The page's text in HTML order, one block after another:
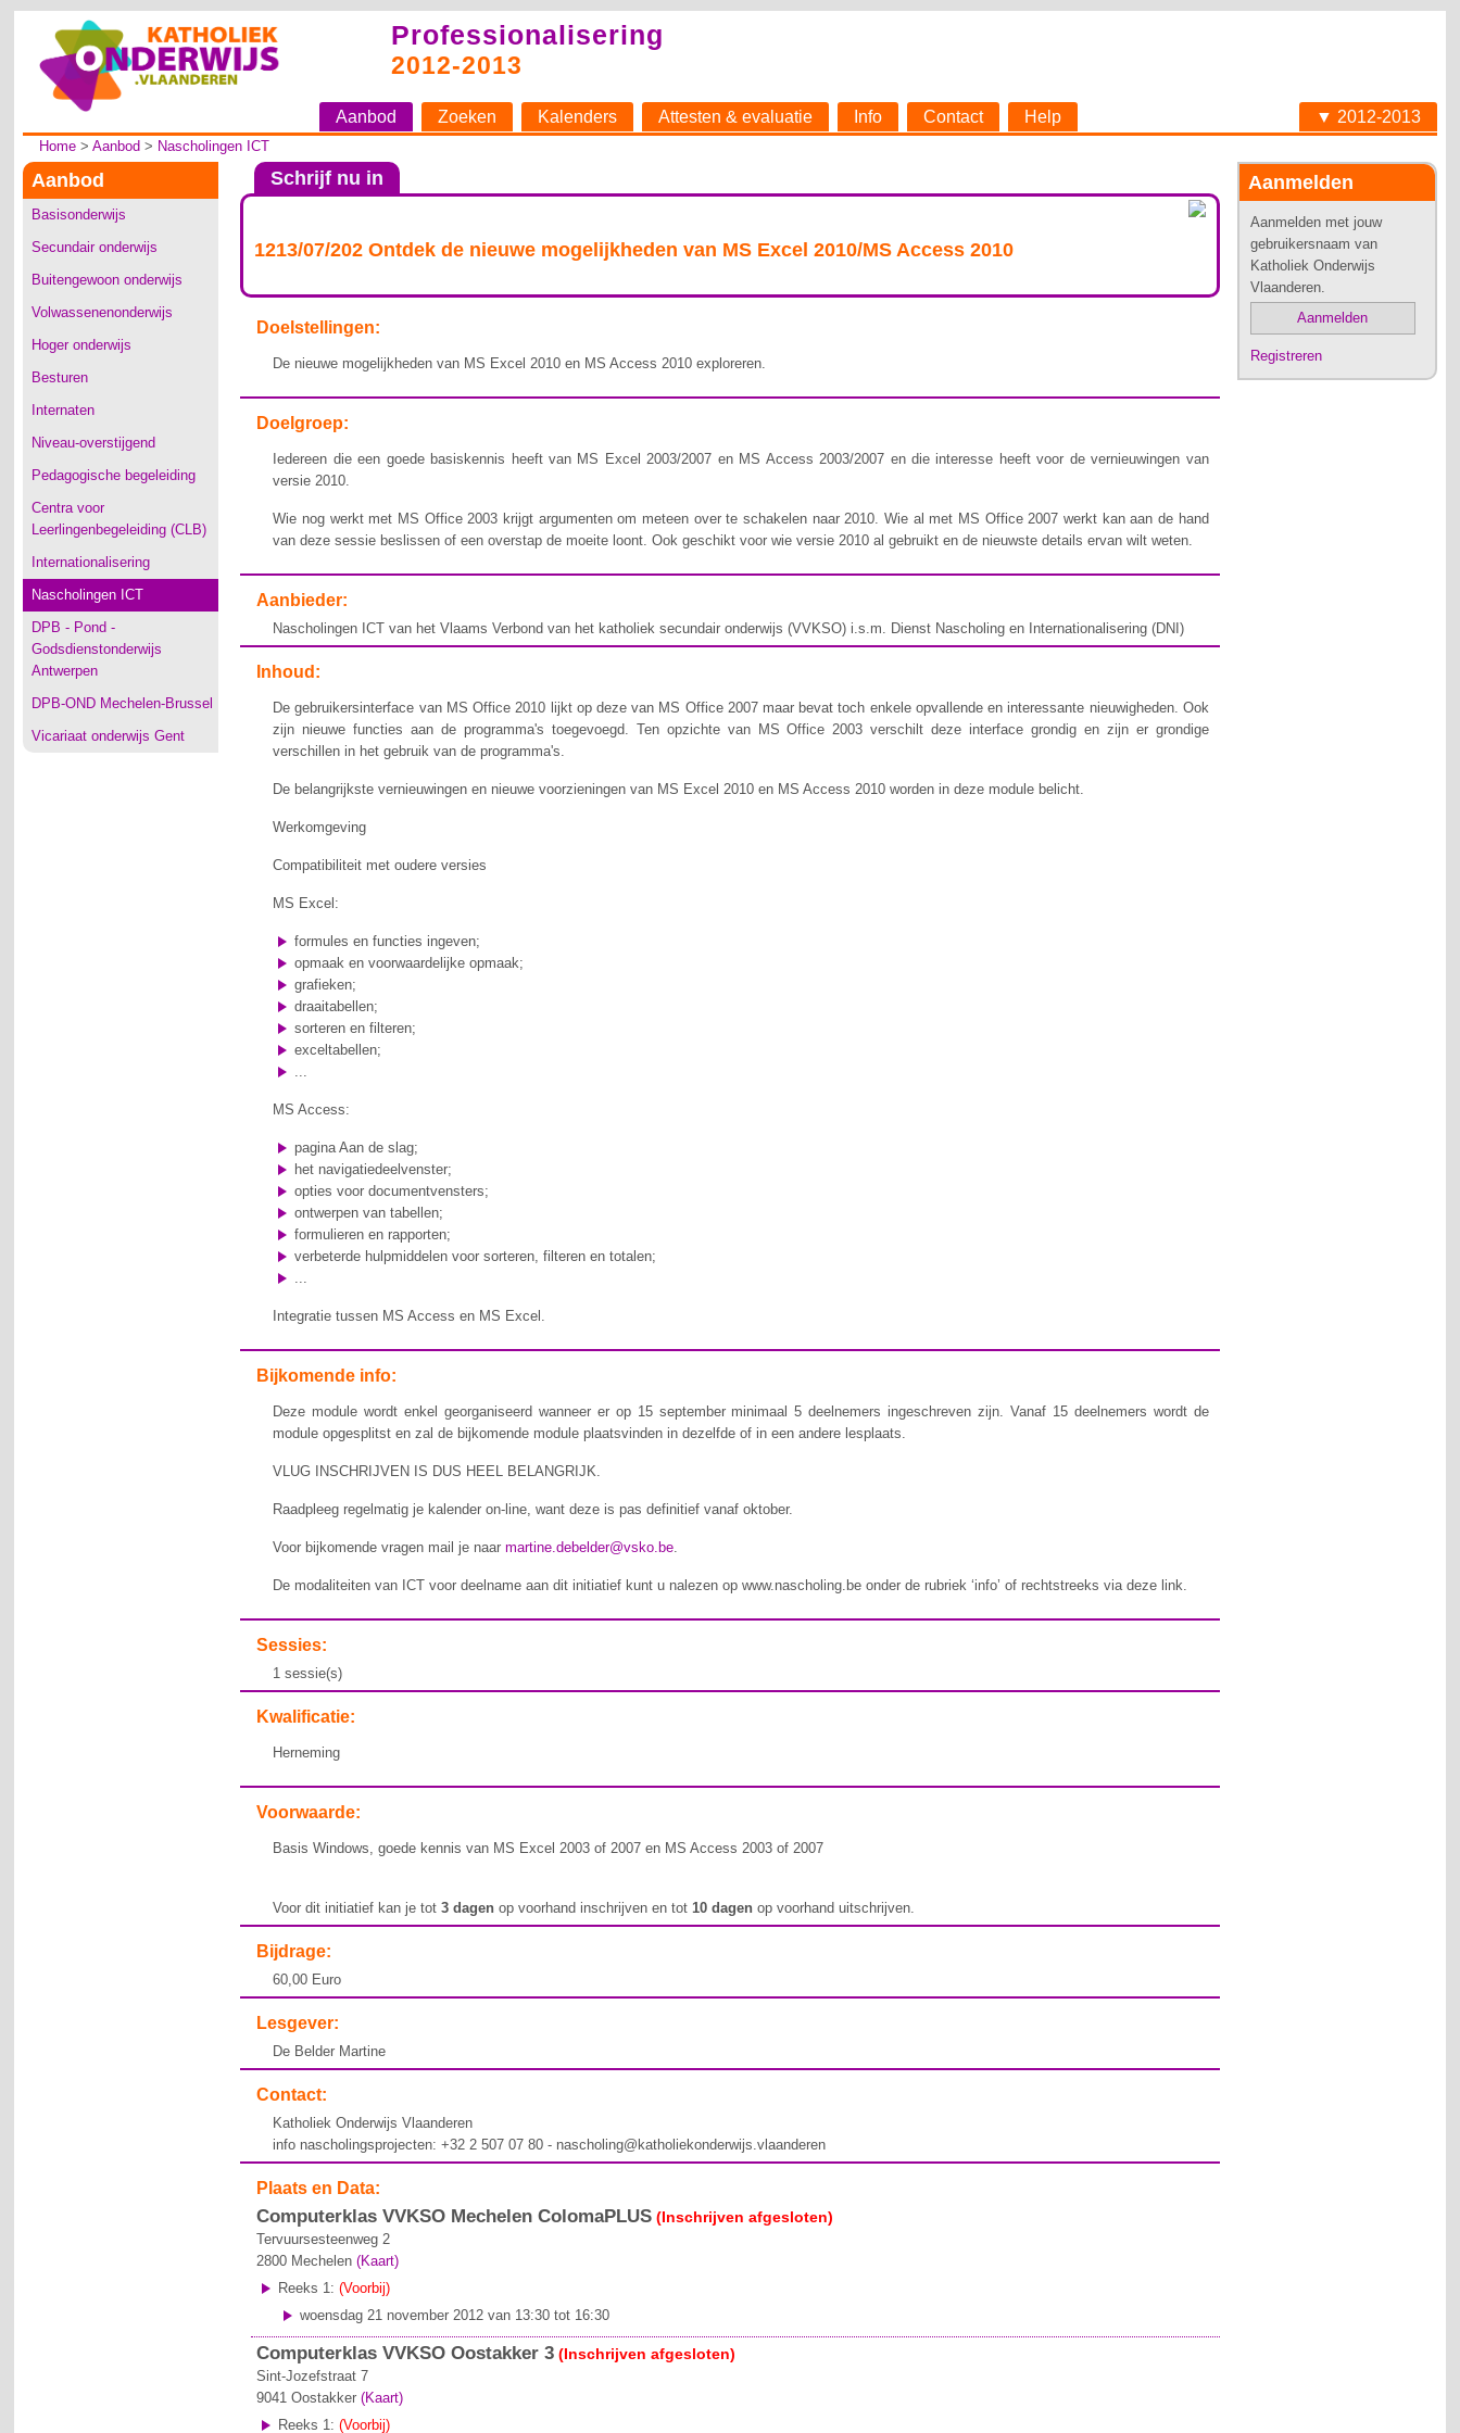
Professionalisering
2012-2013
Aanbod Zoeken Kalenders Attesten & evaluatie Info Contact Help ▼ 2012-2013
Home >Aanbod > Nascholingen ICT
Aanbod
Basisonderwijs
Secundair onderwijs
Buitengewoon onderwijs
Volwassenenonderwijs
Hoger onderwijs
Besturen
Internaten
Niveau-overstijgend
Pedagogische begeleiding
Centra voor
Leerlingenbegeleiding (CLB)
Internationalisering
Nascholingen ICT
DPB - Pond -
Godsdienstonderwijs
Antwerpen
DPB-OND Mechelen-Brussel
Vicariaat onderwijs Gent
Aanmelden
Aanmelden met jouw
gebruikersnaam van
Katholiek Onderwijs
Vlaanderen.
Aanmelden
Registreren
Schrijf nu in
1213/07/202 Ontdek de nieuwe mogelijkheden van MS Excel 2010/MS Access 2010
Doelstellingen:
De nieuwe mogelijkheden van MS Excel 2010 en MS Access 2010 exploreren.
Doelgroep:
Iedereen die een goede basiskennis heeft van MS Excel 2003/2007 en MS Access 2003/2007 en die interesse heeft voor de vernieuwingen van
versie 2010.
Wie nog werkt met MS Office 2003 krijgt argumenten om meteen over te schakelen naar 2010. Wie al met MS Office 2007 werkt kan aan de hand
van deze sessie beslissen of een overstap de moeite loont. Ook geschikt voor wie versie 2010 al gebruikt en de nieuwste details ervan wilt weten.
Aanbieder:
Nascholingen ICT van het Vlaams Verbond van het katholiek secundair onderwijs (VVKSO) i.s.m. Dienst Nascholing en Internationalisering (DNI)
Inhoud:
De gebruikersinterface van MS Office 2010 lijkt op deze van MS Office 2007 maar bevat toch enkele opvallende en interessante nieuwigheden. Ook
zijn nieuwe functies aan de programma's toegevoegd. Ten opzichte van MS Office 2003 verschilt deze interface grondig en zijn er grondige
verschillen in het gebruik van de programma's.
De belangrijkste vernieuwingen en nieuwe voorzieningen van MS Excel 2010 en MS Access 2010 worden in deze module belicht.
Werkomgeving
Compatibiliteit met oudere versies
MS Excel:
formules en functies ingeven;
opmaak en voorwaardelijke opmaak;
grafieken;
draaitabellen;
sorteren en filteren;
exceltabellen;
...
MSAccess:
pagina Aan de slag;
het navigatiedeelvenster;
opties voor documentvensters;
ontwerpen van tabellen;
formulieren en rapporten;
verbeterde hulpmiddelen voor sorteren, filteren en totalen;
...
Integratietussen MS Access en MS Excel.
Bijkomende info:
Deze module wordt enkel georganiseerd wanneer er op 15 september minimaal 5 deelnemers ingeschreven zijn. Vanaf 15 deelnemers wordt de
module opgesplitst en zal de bijkomende module plaatsvinden in dezelfde of in een andere lesplaats.
VLUG INSCHRIJVEN IS DUS HEEL BELANGRIJK.
Raadpleeg regelmatig je kalender on-line, want deze is pas definitief vanaf oktober.
Voor bijkomende vragen mail je naarmartine.debelder@vsko.be.
De modaliteiten van ICT voor deelname aan dit initiatief kunt u nalezen op www.nascholing.be onder de rubriek ‘info’ of rechtstreeks via deze link.
Sessies:
1 sessie(s)
Kwalificatie:
Herneming
Voorwaarde:
Basis Windows, goede kennis van MS Excel 2003 of 2007 en MS Access 2003 of 2007
Voor dit initiatief kan je tot3 dagen op voorhand inschrijven en tot10 dagenop voorhand uitschrijven.
Bijdrage:
60,00 Euro
Lesgever:
De Belder Martine
Contact:
Katholiek Onderwijs Vlaanderen
info nascholingsprojecten: +32 2 507 07 80 - nascholing@katholiekonderwijs.vlaanderen
Plaats en Data:
Computerklas VVKSO Mechelen ColomaPLUS (Inschrijven afgesloten)
Tervuursesteenweg 2
2800 Mechelen (Kaart)
Reeks 1:(Voorbij)
woensdag 21 november 2012 van 13:30 tot 16:30
Computerklas VVKSO Oostakker 3 (Inschrijven afgesloten)
Sint-Jozefstraat 7
9041 Oostakker (Kaart)
Reeks 1:(Voorbij)